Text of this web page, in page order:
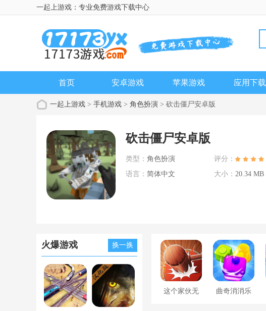
一起上游戏：专业免费游戏下载中心
首页 安卓游戏 苹果游戏 应用下载
一起上游戏 > 手机游戏 > 角色扮演 > 砍击僵尸安卓版
砍击僵尸安卓版
类型： 角色扮演 评分：
语言： 简体中文 大小： 20.34 MB
火爆游戏 换一换
这个家伙无 曲奇消消乐